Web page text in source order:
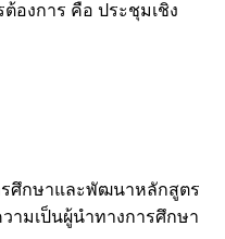
องการ คือ ประชุมเชิง
ศึกษาและพัฒนาหลักสูตร
ามเป็นผู้นำทางการศึกษา